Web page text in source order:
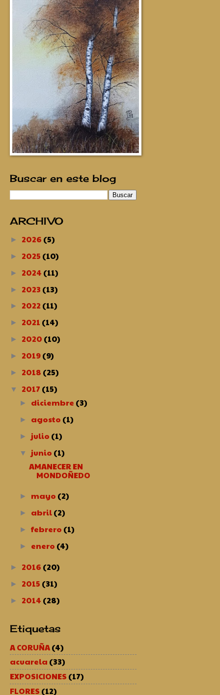
Buscar en este blog
ARCHIVO
► 2026 (5)
► 2025 (10)
► 2024 (11)
► 2023 (13)
► 2022 (11)
► 2021 (14)
► 2020 (10)
► 2019(9)
► 2018 (25)
▼ 2017 (15)
► diciembre (3)
► agosto (1)
► julio (1)
▼ junio (1)
AMANECER EN
MONDOÑEDO
► mayo (2)
► abril(2)
► febrero (1)
► enero (4)
► 2016 (20)
► 2015 (31)
► 2014 (28)
Etiquetas
A CORUÑA(4)
acuarela (33)
EXPOSICIONES (17)
FLORES (12)